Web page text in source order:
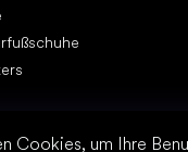
Cookies, um Ihre